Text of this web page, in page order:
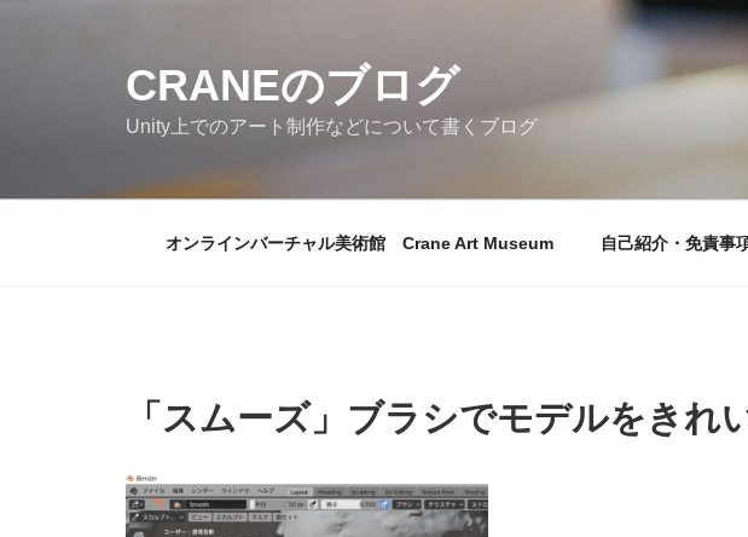
CRANEのブログ
Unity上でのアート制作などについて書くブログ
オンラインバーチャル美術館 Crane Art Museum 自己紹介・免責事
「スムーズ」ブラシでモデルをきれ